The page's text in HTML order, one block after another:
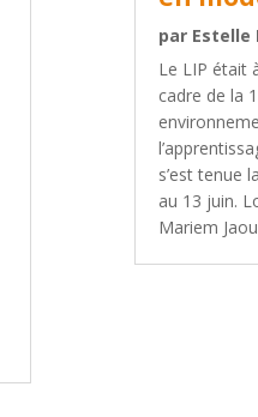
par Estelle
Le LIP était
cadre de la
s’est tenue
au 13 juin.
Mariem